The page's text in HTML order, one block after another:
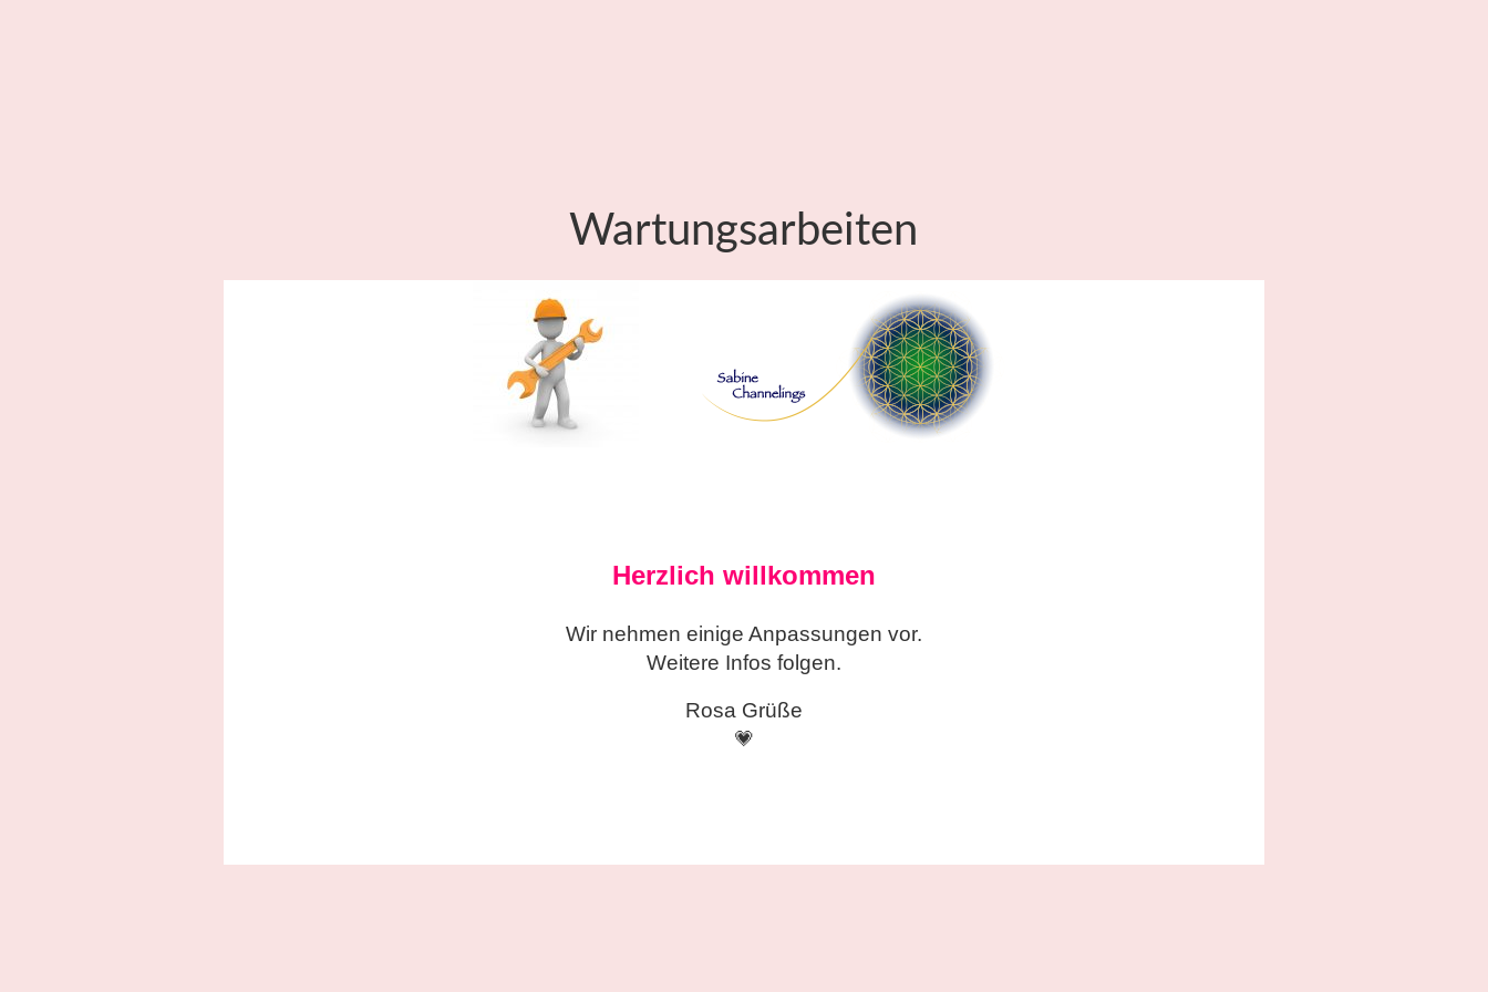
Wartungsarbeiten
Herzlich willkommen
Wir nehmen einigeAnpassungen vor.
Weitere Infos folgen.
Rosa Grüße
💗